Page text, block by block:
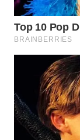
INDRAMAYU
KUNINGAN
WN
MAJALENGKA